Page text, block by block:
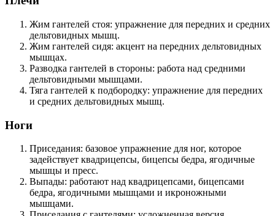
Жим гантелей стоя: упражнение для передних и средних
дельтовидных мышц.
Жим гантелей сидя: акцент на передних дельтовидных
мышцах.
Разводка гантелей в стороны: работа над средними
дельтовидными мышцами.
Тяга гантелей к подбородку: упражнение для передних
и средних дельтовидных мышц.
Ноги
Приседания: базовое упражнение для ног, которое
задействует квадрицепсы, бицепсы бедра, ягодичные
мышцы и пресс.
Выпады: работают над квадрицепсами, бицепсами
бедра, ягодичными мышцами и икроножными
мышцами.